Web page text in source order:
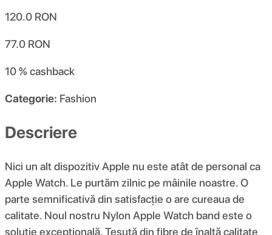
120.0 RON
77.0 RON
10 %cashback
Categorie: Fashion
Descriere
Nici un alt dispozitiv Apple nu este atât de personal ca
Apple Watch. Le purtăm zilnic pe mâinile noastre. O
parte semnificativă din satisfacție o are cureaua de
calitate. Noul nostru Nylon Apple Watch band este o
soluție excepțională. Țesută din fibre de înaltă calitate